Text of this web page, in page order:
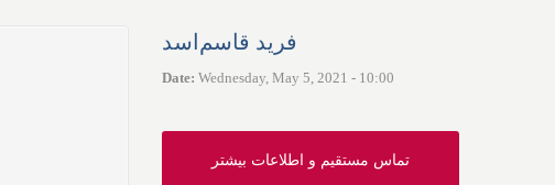
فرید قاسم‌اسد
Date: Wednesday, May 5, 2021 - 10:00
تماس مستقیم و اطلاعات بیشتر